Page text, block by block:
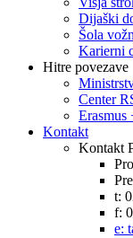
Dijaški
Šola
Karierni
Hitre povezave
Center
Erasmus
Kontakt
Kontakt
t:
f:
e: